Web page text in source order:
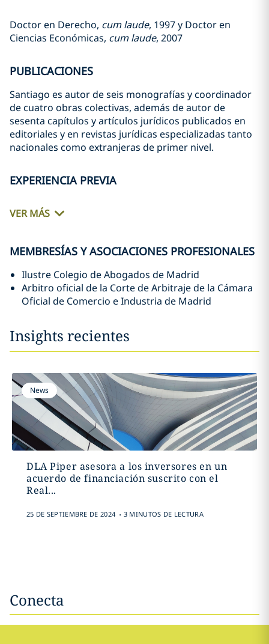
Doctor en Derecho, cum laude, 1997 y Doctor en
Ciencias Económicas, cum laude, 2007
PUBLICACIONES
Santiago es autor de seis monografías y coordinador
de cuatro obras colectivas, además de autor de
sesenta capítulos y artículos jurídicos publicados en
editoriales y en revistas jurídicas especializadas tanto
nacionales como extranjeras de primer nivel.
EXPERIENCIA PREVIA
VER MÁS
MEMBRESÍAS Y ASOCIACIONES PROFESIONALES
Ilustre Colegio de Abogados de Madrid
Arbitro oficial de la Corte de Arbitraje de la Cámara
Oficial de Comercio e Industria de Madrid
Insights recientes
News
DLA Piper asesora a los inversores en un
acuerdo de financiación suscrito con el
Real...
25 DE SEPTIEMBRE DE 2024 . 3 MINUTOS DE LECTURA
Conecta